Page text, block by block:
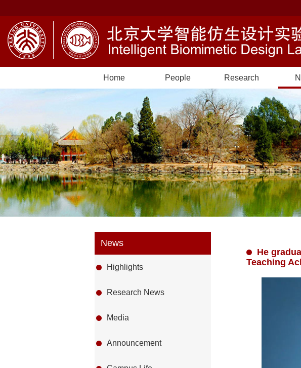
Home People Research
News
Highlights
Research News
Media
Announcement
He
Teaching